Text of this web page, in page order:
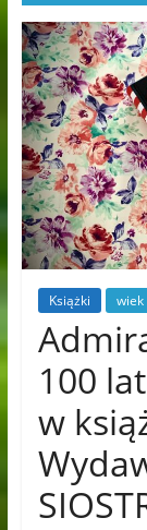
Książki wiek
100
w